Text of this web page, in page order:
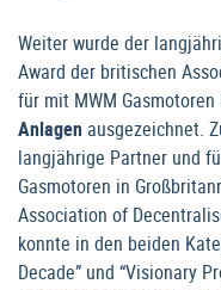
Weiter wurde der
Award der britischen
für mit MWM
Anlagen ausgezeichnet.
langjährige Partner und
Gasmotoren in
Association of
konnte in den beiden
Decade” und “Visionary